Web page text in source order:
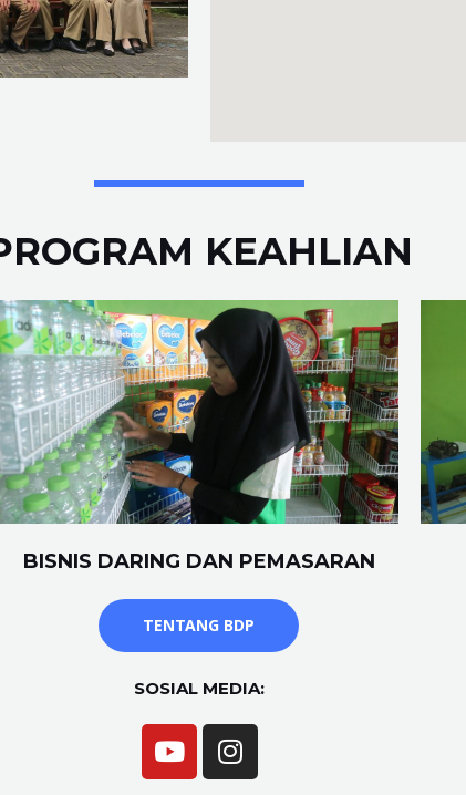
KEAHLIAN
BISNIS DARING DAN PEMASARAN
TENTANG BDP
SOSIAL MEDIA: